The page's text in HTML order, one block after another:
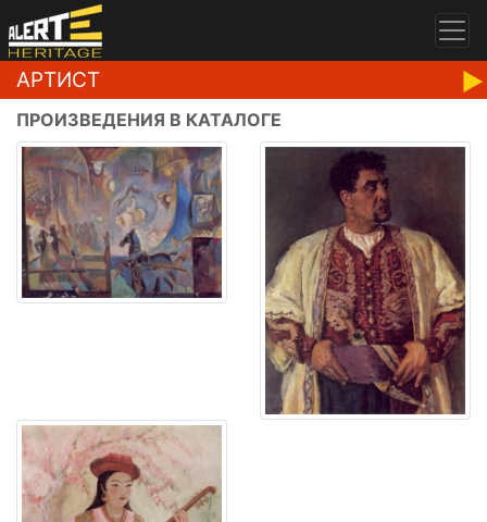
АРТИСТ
ПРОИЗВЕДЕНИЯ В КАТАЛОГЕ